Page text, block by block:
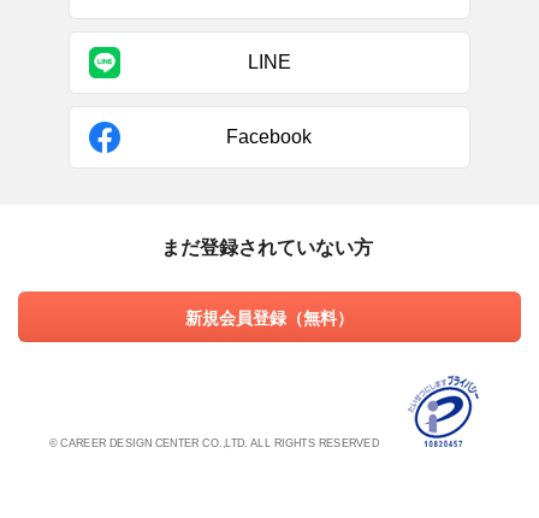
LINE
Facebook
まだ登録されていない方
新規会員登録（無料）
© CAREER DESIGN CENTER CO.,LTD. ALL RIGHTS RESERVED